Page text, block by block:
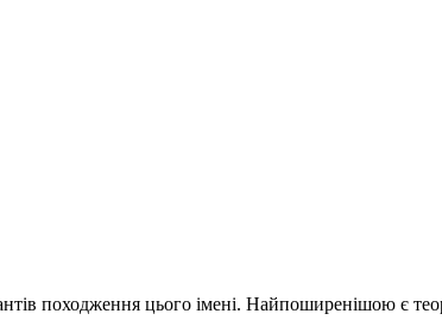
походження цього імені. Найпоширенішою є